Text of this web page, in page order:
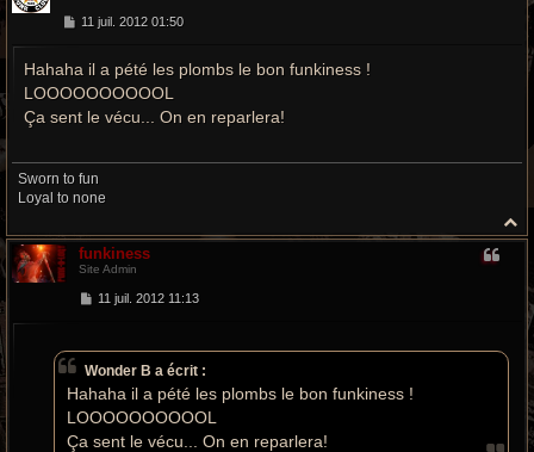
M
s
g
e
11 juil. 2012 01:50
Hahaha il a pété les plombs le bon funkiness !
LOOOOOOOOOOL
Ça sent le vécu... On en reparlera!
Sworn to fun
Loyal to none
a
funkiness
Site Admin
M
g
e
11 juil. 2012 11:13
Wonder B a écrit :
Hahaha il a pété les plombs le bon funkiness !
LOOOOOOOOOOL
Ça sent le vécu... On en reparlera!